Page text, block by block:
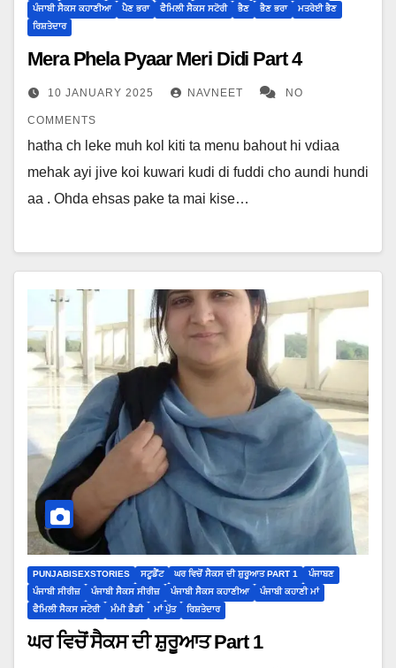
ਪੰਜਾਬੀ ਸੈਕਸ ਕਹਾਣੀਆ
ਪੈਣ ਭਰਾ ਫੈਮਿਲੀ ਸੈਕਸ ਸਟੋਰੀ ਭੈਣ ਭੈਣ ਭਰਾ
ਮਤਰੇਈ ਭੈਣ
ਰਿਸ਼ਤੇਦਾਰ
Mera Phela Pyaar Meri Didi Part 4
10 JANUARY 2025 NAVNEET NO
COMMENTS
hatha ch leke muh kol kiti ta menu bahout hi vdiaa
mehak ayi jive koi kuwari kudi di fuddi cho aundi hundi
aa . Ohda ehsas pake ta mai kise…
PUNJABISEXSTORIES ਸਟੂਡੈਂਟ ਘਰ ਵਿਚੋਂ ਸੈਕਸ ਦੀ ਸ਼ੁਰੂਆਤ PART 1
ਪੰਜਾਬਣ
ਪੰਜਾਬੀ ਸੀਰੀਜ਼
ਪੰਜਾਬੀ ਸੈਕਸ ਸੀਰੀਜ਼ ਪੰਜਾਬੀ ਸੈਕਸ ਕਹਾਣੀਆ
ਪੰਜਾਬੀ ਕਹਾਣੀ ਮਾਂ
ਫੈਮਿਲੀ ਸੈਕਸ ਸਟੋਰੀ
ਮੰਮੀ ਡੈਡੀ ਮਾਂ ਪੁੱਤ ਰਿਸ਼ਤੇਦਾਰ
ਘਰ ਵਿਚੋਂ ਸੈਕਸ ਦੀ ਸ਼ੁਰੂਆਤ Part 1